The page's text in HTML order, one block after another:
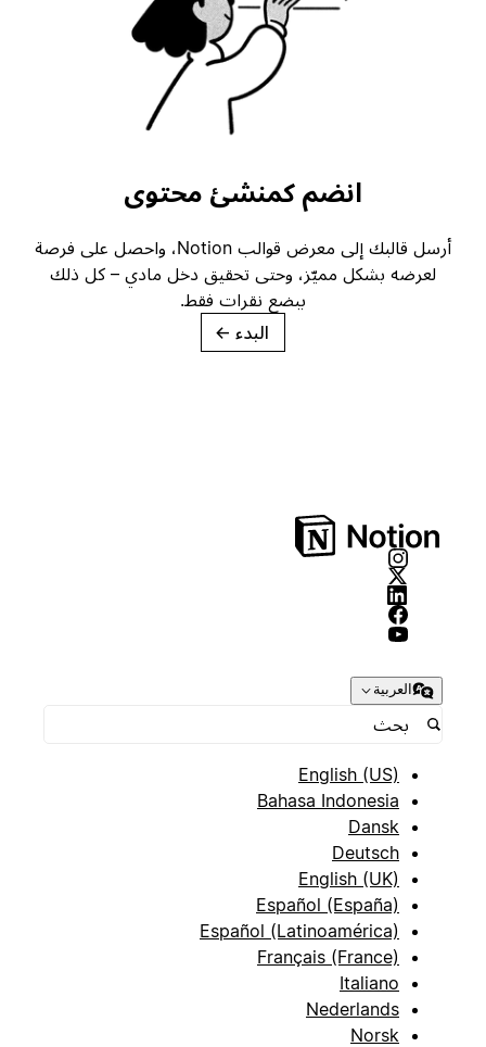
انضم كمنشئ محتوى
أرسل قالبك إلى معرض قوالب Notion، واحصل على فرصة
لعرضه بشكل مميّز، وحتى تحقيق دخل مادي – كل ذلك
ببضع نقرات فقط.
→
العربية
English (US)
Bahasa Indonesia
Dansk
Deutsch
English (UK)
Español (España)
Español (Latinoamérica)
Français (France)
Italiano
Nederlands
Norsk